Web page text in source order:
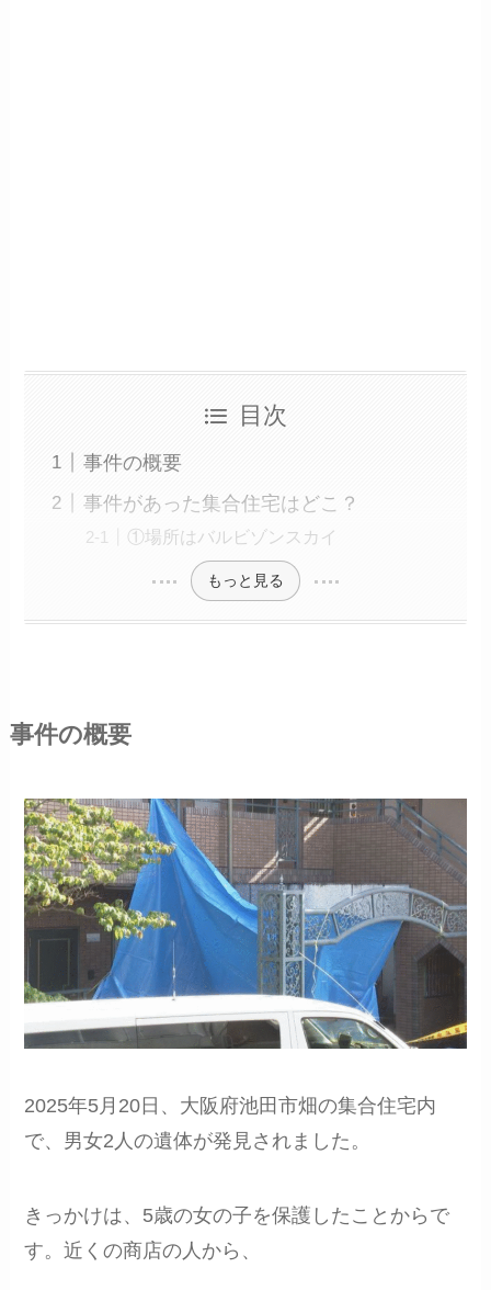
目次
事件の概要
事件があった集合住宅はどこ？
①場所はバルビゾンスカイ
もっと見る
事件の概要
2025年5月20日、大阪府池田市畑の集合住宅内
で、男女2人の遺体が発見されました。
きっかけは、5歳の女の子を保護したことからで
す。近くの商店の人から、